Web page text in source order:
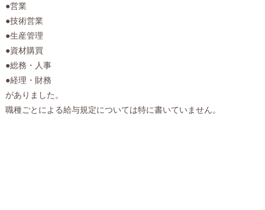
●営業
●技術営業
●生産管理
●資材購買
●総務・人事
●経理・財務
がありました。
職種ごとによる給与規定については特に書いていません。